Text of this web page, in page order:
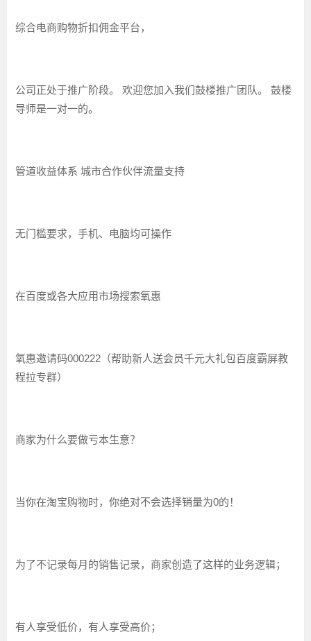
综合电商购物折扣佣金平台，
公司正处于推广阶段。 欢迎您加入我们鼓楼推广团队。 鼓楼
导师是一对一的。
管道收益体系 城市合作伙伴流量支持
无门槛要求，手机、电脑均可操作
在百度或各大应用市场搜索氧惠
氧惠邀请码000222（帮助新人送会员千元大礼包百度霸屏教
程拉专群）
商家为什么要做亏本生意？
当你在淘宝购物时，你绝对不会选择销量为0的！
为了不记录每月的销售记录，商家创造了这样的业务逻辑；
有人享受低价，有人享受高价；